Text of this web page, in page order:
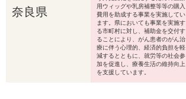
奈良県
用ウィッグや乳房補整等等の購入
費用を助成する事業を実施してい
ます。県においても事業を実施す
る市町村に対し、補助金を交付す
ることにより、がん患者のがん治
療に伴う心理的、経済的負担を軽
減するとともに、就労等の社会参
加を促進し、療養生活の維持向上
を支援しています。